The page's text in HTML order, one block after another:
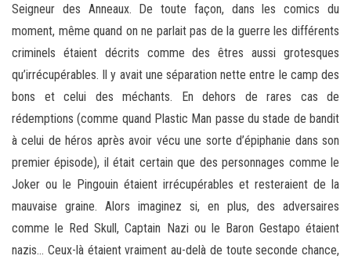
Seigneur des Anneaux. De toute façon, dans les comics du
moment, même quand on ne parlait pas de la guerre les différents
criminels étaient décrits comme des êtres aussi grotesques
qu’irrécupérables. Il y avait une séparation nette entre le camp des
bons et celui des méchants. En dehors de rares cas de
rédemptions (comme quand Plastic Man passe du stade de bandit
à celui de héros après avoir vécu une sorte d’épiphanie dans son
premier épisode), il était certain que des personnages comme le
Joker ou le Pingouin étaient irrécupérables et resteraient de la
mauvaise graine. Alors imaginez si, en plus, des adversaires
comme le Red Skull, Captain Nazi ou le Baron Gestapo étaient
nazis… Ceux-là étaient vraiment au-delà de toute seconde chance,